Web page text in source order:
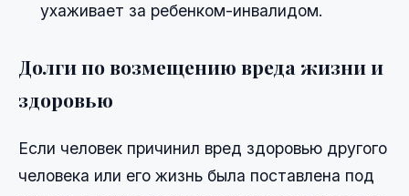
ухаживает за ребенком-инвалидом.
Долги по возмещению вреда жизни и
здоровью
Если человек причинил вред здоровью другого
человека или его жизнь была поставлена под